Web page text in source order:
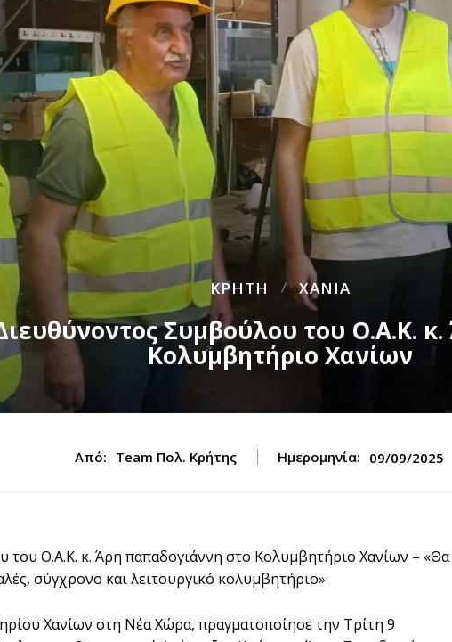
ΚΡΗΤΗ ΧΑΝΙΑ
Συμβούλου του Ο.Α.Κ.
Κολυμβητήριο Χανίων
Από: Team Πολ. Κρήτης Ημερομηνία: 09/09/2025
του Ο.Α.Κ. κ. Άρη παπαδογιάννη στο Κολυμβητήριο Χανίων – «Θα
σύγχρονο και λειτουργικό κολυμβητήριο»
Χανίων στη Νέα Χώρα, πραγματοποίησε την Τρίτη 9